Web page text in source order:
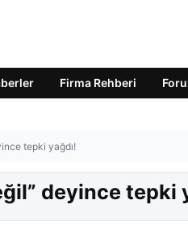
Firma Rehberi
tepki yağdı!
deyince tepki